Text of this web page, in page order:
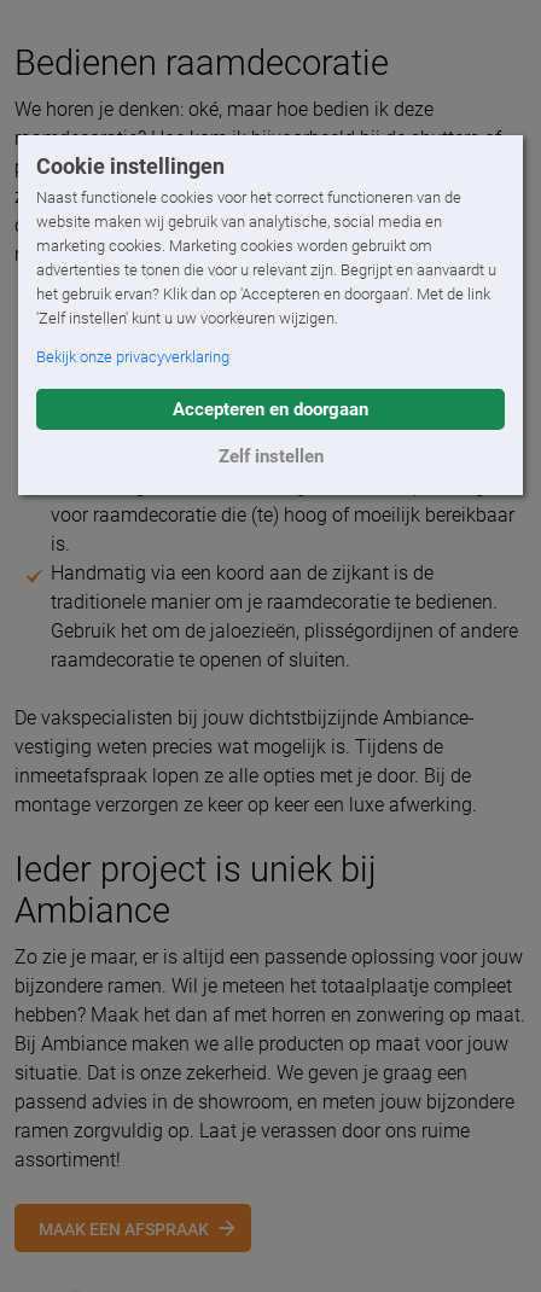
Cookie instellingen
Naast functionele cookies voor het correct functioneren van de
website maken wij gebruik van analytische, social media en
marketing cookies. Marketing cookies worden gebruikt om
advertenties te tonen die voor u relevant zijn. Begrijpt en aanvaardt u
het gebruik ervan? Klik dan op 'Accepteren en doorgaan'. Met de link
'Zelf instellen' kunt u uw voorkeuren wijzigen.
Bekijk onze privacyverklaring
Accepteren en doorgaan
Zelf instellen
Bedienen raamdecoratie
We horen je denken: oké, maar hoe bedien ik deze
raamdecoratie? Hoe kom ik bijvoorbeeld bij de shutters of
plisségordijnen die hoog in het raam of in de nok van de
zolder zitten? Geen zorgen, daar hebben we ook een
oplossing voor. Je kunt namelijk kiezen uit verschillende
manieren om je raamdecoratie te bedienen, zoals:
Elektrische raamdecoratie. Dit is de meest
Ambiance. Je opent, sluit of kantelt raamdecoratie en
zonwering met één druk op de knop. Naast een
afstandsbediening kun je ze ook via een app op je
smartphone of tablet bedienen. Zelfs op grote afstand.
voor raamdecoratie die (te) hoog of moeilijk bereikbaar
is.
Handmatig via een koord aan de zijkant is de
traditionele manier om je raamdecoratie te bedienen.
Gebruik het om de jaloezieën, plisségordijnen of andere
raamdecoratie te openen of sluiten.
De vakspecialisten bij jouw dichtstbijzijnde Ambiance-
vestiging weten precies wat mogelijk is. Tijdens de
inmeetafspraak lopen ze alle opties met je door. Bij de
montage verzorgen ze keer op keer een luxe afwerking.
Ieder project is uniek bij
Ambiance
Zo zie je maar, er is altijd een passende oplossing voor jouw
bijzondere ramen. Wil je meteen het totaalplaatje compleet
hebben? Maak het dan af met horren en zonwering op maat.
Bij Ambiance maken we alle producten op maat voor jouw
situatie. Dat is onze zekerheid. We geven je graag een
passend advies in de showroom, en meten jouw bijzondere
ramen zorgvuldig op. Laat je verassen door ons ruime
assortiment!
MAAK EEN AFSPRAAK